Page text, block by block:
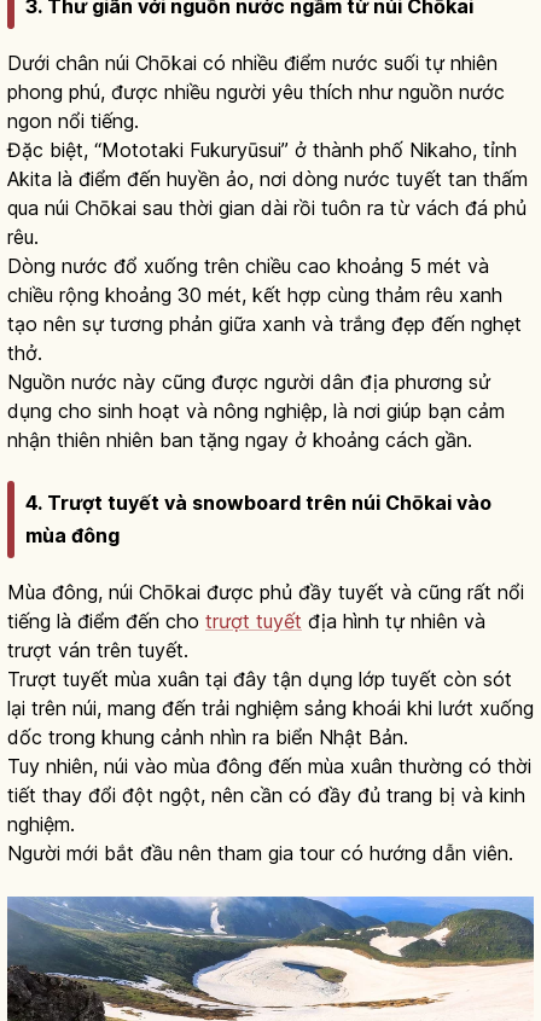
3. Thư giãn với nguồn nước ngầm từ núi Chōkai
Dưới chân núi Chōkai có nhiều điểm nước suối tự nhiên
phong phú, được nhiều người yêu thích như nguồn nước
ngon nổi tiếng.
Đặc biệt, “Mototaki Fukuryūsui” ở thành phố Nikaho, tỉnh
Akita là điểm đến huyền ảo, nơi dòng nước tuyết tan thấm
qua núi Chōkai sau thời gian dài rồi tuôn ra từ vách đá phủ
rêu.
Dòng nước đổ xuống trên chiều cao khoảng 5 mét và
chiều rộng khoảng 30 mét, kết hợp cùng thảm rêu xanh
tạo nên sự tương phản giữa xanh và trắng đẹp đến nghẹt
thở.
Nguồn nước này cũng được người dân địa phương sử
dụng cho sinh hoạt và nông nghiệp, là nơi giúp bạn cảm
nhận thiên nhiên ban tặng ngay ở khoảng cách gần.
4. Trượt tuyết và snowboard trên núi Chōkai vào
mùa đông
Mùa đông, núi Chōkai được phủ đầy tuyết và cũng rất nổi
tiếng là điểm đến cho trượt tuyết địa hình tự nhiên và
trượt ván trên tuyết.
Trượt tuyết mùa xuân tại đây tận dụng lớp tuyết còn sót
lại trên núi, mang đến trải nghiệm sảng khoái khi lướt xuống
dốc trong khung cảnh nhìn ra biển Nhật Bản.
Tuy nhiên, núi vào mùa đông đến mùa xuân thường có thời
tiết thay đổi đột ngột, nên cần có đầy đủ trang bị và kinh
nghiệm.
Người mới bắt đầu nên tham gia tour có hướng dẫn viên.